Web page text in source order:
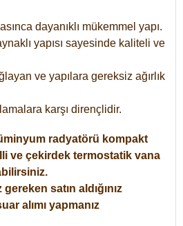
dayanıklı mükemmel yapı.
yapısı sayesinde kaliteli ve
ve yapılara gereksiz ağırlık
karşı dirençlidir.
radyatörü kompakt
ve çekirdek termostatik vana
satın aldığınız
alımı yapmanız